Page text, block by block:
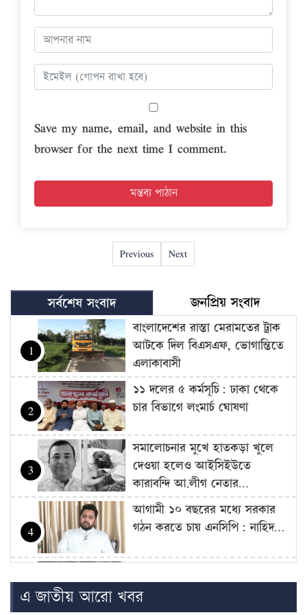
Save my name, email, and website in this
browser for the next time I comment.
Previous Next
সর্বশেষ সংবাদ জনপ্রিয় সংবাদ
1
বাংলাদেশের রাস্তা মেরামতের ট্রাক
আটকে দিল বিএসএফ, ভোগান্তিতে
এলাকাবাসী
2
১১ দলের ৫ কর্মসূচি: ঢাকা থেকে
চার বিভাগে লংমার্চ ঘোষণা
3
সমালোচনার মুখে হাতকড়া খুলে
দেওয়া হলেও আইসিইউতে
কারাবন্দি আ.লীগ নেতার…
4
আগামী ১০ বছরের মধ্যে সরকার
গঠন করতে চায় এনসিপি: নাহিদ…
5
‘জুলাই গণঅভ্যুত্থান স্মৃতি জাদুঘর’
এ জাতীয় আরো খবর